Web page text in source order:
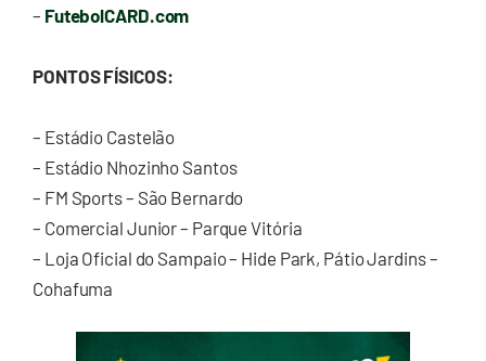
– FutebolCARD.com
PONTOS FÍSICOS:
– Estádio Castelão
– Estádio Nhozinho Santos
– FM Sports – São Bernardo
– Comercial Junior – Parque Vitória
– Loja Oficial do Sampaio – Hide Park, Pátio Jardins –
Cohafuma